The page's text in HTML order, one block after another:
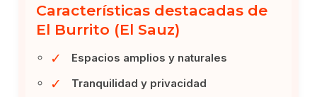
Características destacadas de
El Burrito (El Sauz)
✓ Espacios amplios y naturales
✓ Tranquilidad y privacidad